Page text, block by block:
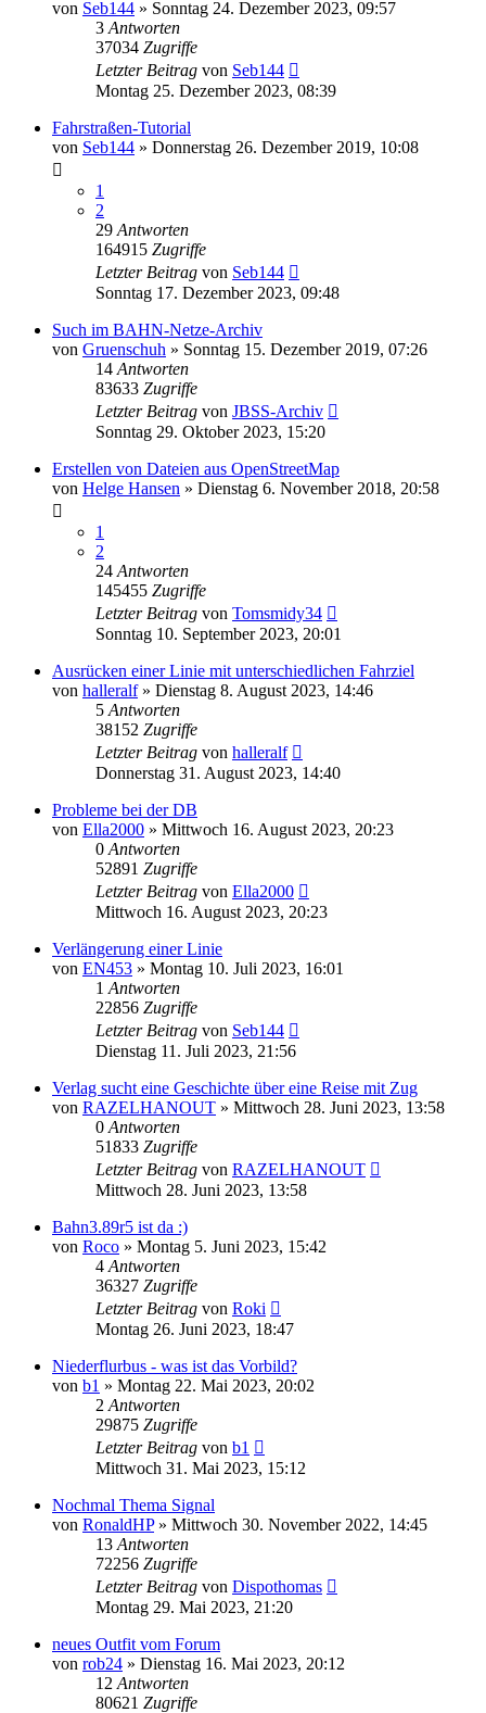
von Seb144 » Sonntag 24. Dezember 2023, 09:57
3 Antworten
37034 Zugriffe
Letzter Beitrag von Seb144
Montag 25. Dezember 2023, 08:39
Fahrstraßen-Tutorial
von Seb144 » Donnerstag 26. Dezember 2019, 10:08
1
2
29 Antworten
164915 Zugriffe
Letzter Beitrag von Seb144
Sonntag 17. Dezember 2023, 09:48
Such im BAHN-Netze-Archiv
von Gruenschuh » Sonntag 15. Dezember 2019, 07:26
14 Antworten
83633 Zugriffe
Letzter Beitrag von JBSS-Archiv
Sonntag 29. Oktober 2023, 15:20
Erstellen von Dateien aus OpenStreetMap
von Helge Hansen » Dienstag 6. November 2018, 20:58
1
2
24 Antworten
145455 Zugriffe
Letzter Beitrag von Tomsmidy34
Sonntag 10. September 2023, 20:01
Ausrücken einer Linie mit unterschiedlichen Fahrziel
von halleralf» Dienstag 8. August 2023, 14:46
5 Antworten
38152 Zugriffe
Letzter Beitrag von halleralf
Donnerstag 31. August 2023, 14:40
Probleme bei der DB
von Ella2000 » Mittwoch 16. August 2023, 20:23
0 Antworten
52891 Zugriffe
Letzter Beitrag von Ella2000
Mittwoch 16. August 2023, 20:23
Verlängerung einer Linie
von EN453 » Montag 10. Juli 2023, 16:01
1 Antworten
22856 Zugriffe
Letzter Beitrag von Seb144
Dienstag 11. Juli 2023, 21:56
Verlag sucht eine Geschichte über eine Reise mit Zug
von RAZELHANOUT » Mittwoch 28. Juni 2023, 13:58
0 Antworten
51833 Zugriffe
Letzter Beitrag von RAZELHANOUT
Mittwoch 28. Juni 2023, 13:58
Bahn3.89r5 ist da :)
von Roco » Montag 5. Juni 2023, 15:42
4 Antworten
36327 Zugriffe
Letzter Beitrag von Roki
Montag 26. Juni 2023, 18:47
Niederflurbus - was ist das Vorbild?
von b1 » Montag 22. Mai 2023, 20:02
2 Antworten
29875 Zugriffe
Letzter Beitrag von b1
Mittwoch 31. Mai 2023, 15:12
Nochmal Thema Signal
von RonaldHP» Mittwoch 30. November 2022, 14:45
13 Antworten
72256 Zugriffe
Letzter Beitrag von Dispothomas
Montag 29. Mai 2023, 21:20
neues Outfit vom Forum
von rob24 » Dienstag 16. Mai 2023, 20:12
12 Antworten
80621 Zugriffe